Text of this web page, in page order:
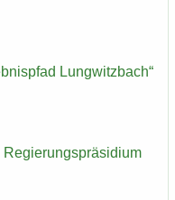
Lung­witz­bach“